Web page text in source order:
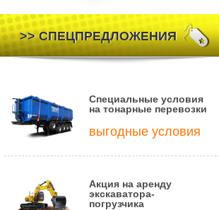
>> СПЕЦПРЕДЛОЖЕНИЯ
Специальные условия
на тонарные перевозки
выгодные условия
Акция на аренду
экскаватора-
погрузчика